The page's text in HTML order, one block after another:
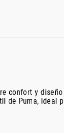
confort y
de Puma,